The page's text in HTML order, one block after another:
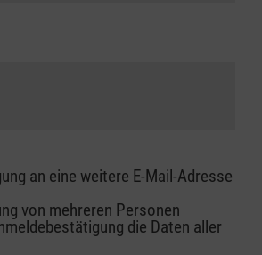
an eine weitere E-Mail-Adresse
von mehreren Personen
die Daten aller